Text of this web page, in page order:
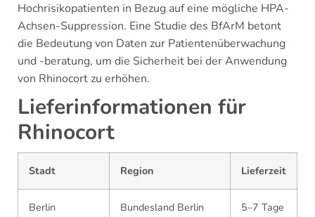
Hochrisikopatienten in Bezug auf eine mögliche HPA-
Achsen-Suppression. Eine Studie des BfArM betont
die Bedeutung von Daten zur Patientenüberwachung
und -beratung, um die Sicherheit bei der Anwendung
von Rhinocort zu erhöhen.
Lieferinformationen für
Rhinocort
Stadt Region Lieferzeit
Berlin Bundesland Berlin 5–7 Tage